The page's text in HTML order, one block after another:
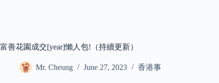
富善花園成交[year]懶人包!（持續更新）
Mr. Cheung June 27, 2023 香港事